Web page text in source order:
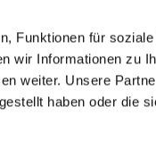
Funktionen für
wir Informationen zu
weiter. Unsere
haben oder die